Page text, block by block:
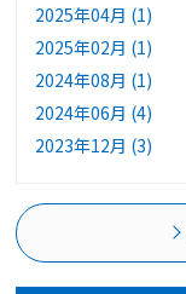
2025年04月 (1)
2025年02月 (1)
2024年08月 (1)
2024年06月 (4)
2023年12月 (3)